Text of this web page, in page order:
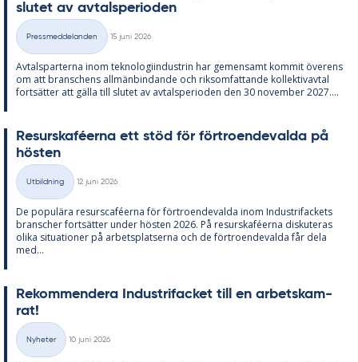
slu­tet av av­tal­s­pe­ri­o­den
Kategorier
Pressmeddelanden
15 juni 2026
Av­tals­par­ter­na inom tek­no­lo­gi­in­du­strin har ge­men­samt kom­mit över­ens
om att bran­schens all­män­bin­dan­de och riksom­fat­tan­de kol­lek­tivav­tal
fort­sät­ter att gäl­la till slu­tet av av­tal­s­pe­ri­o­den den 30 no­vem­ber 2027....
Re­surskafé­er­na ett stöd för för­tro­en­de­val­da på
hös­ten
Kategorier
Utbildning
12 juni 2026
De po­pu­lä­ra re­surscafé­er­na för för­tro­en­de­val­da inom In­du­stri­fac­kets
branscher fort­sät­ter un­der hös­ten 2026. På re­surskafé­er­na dis­ku­te­ras
oli­ka si­tu­a­tio­ner på ar­bets­plat­ser­na och de för­tro­en­de­val­da får dela
med...
Re­kom­men­de­ra In­du­stri­fac­ket till en ar­bets­kam­
rat!
Kategorier
Nyheter
10 juni 2026